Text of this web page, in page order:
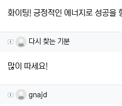
화이팅! 긍정적인 에너지로 성공을
다시 찾는 기분님의
다시 찾는 기분
많이 따세요!
gnajd님의 댓글
gnajd